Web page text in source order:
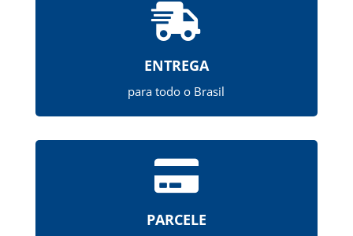

ENTREGA
para todo o Brasil

PARCELE